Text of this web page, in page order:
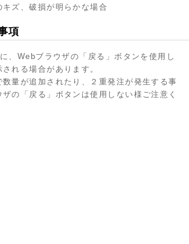
ズ、破損が明らかな場合
項
、Webブラウザの「戻る」ボタンを使用し
れる場合があります。
数量が追加されたり、２重発注が発生する事
の「戻る」ボタンは使用しない様ご注意く